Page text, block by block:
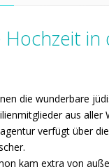
Hochzeit
die wunderbare
aus aller
verfügt über
kam extra von